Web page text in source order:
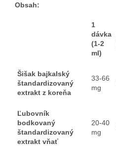
Obsah:
1
dávka
(1-2
ml)
Šišak bajkalský
štandardizovaný
extrakt z koreňa
33-66
mg
Ľubovník
bodkovaný
štandardizovaný
extrakt vňať
20-40
mg